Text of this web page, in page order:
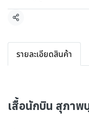
แชร์
รายละเอียดสินค้า
เสื้อนักบิน สุภาพ